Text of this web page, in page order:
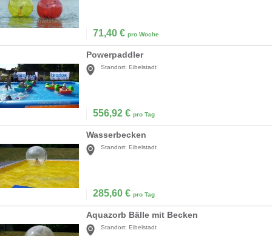
71,40 € pro Woche
Powerpaddler
Standort: Eibelstadt
556,92 € pro Tag
Wasserbecken
Standort: Eibelstadt
285,60 € pro Tag
Aquazorb Bälle mit Becken
Standort: Eibelstadt